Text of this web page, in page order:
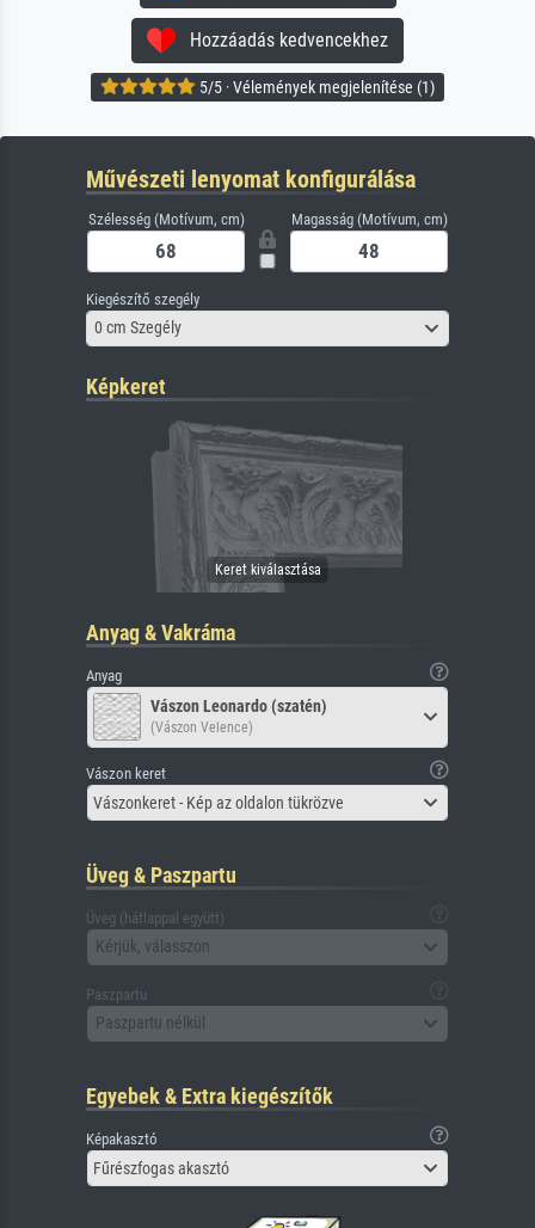
Hozzáadás kedvencekhez
5/5 · Vélemények megjelenítése (1)
Művészeti lenyomat konfigurálása
Szélesség (Motívum, cm) Magasság (Motívum, cm)
Kiegészítő szegély
0 cm Szegély
Képkeret
Anyag & Vakráma
Anyag
Vászon Leonardo (szatén)
(Vászon Velence)
Vászon keret
Vászonkeret - Kép az oldalon tükrözve
Üveg & Paszpartu
Üveg (hátlappal együtt)
Kérjük, válasszon
Paszpartu
Paszpartu nélkül
Egyebek & Extra kiegészítők
Képakasztó
Fűrészfogas akasztó